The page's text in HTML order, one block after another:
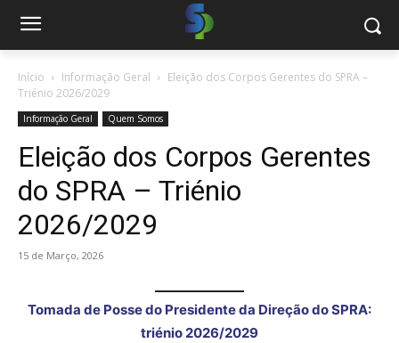
Início Informação Geral
Eleição dos Corpos Gerentes do SPRA –
Triénio 2026/2029
Informação Geral Quem Somos
Eleição dos Corpos Gerentes
do SPRA – Triénio
2026/2029
15 de Março, 2026
Tomada de Posse do Presidente da Direção do SPRA:
triénio 2026/2029